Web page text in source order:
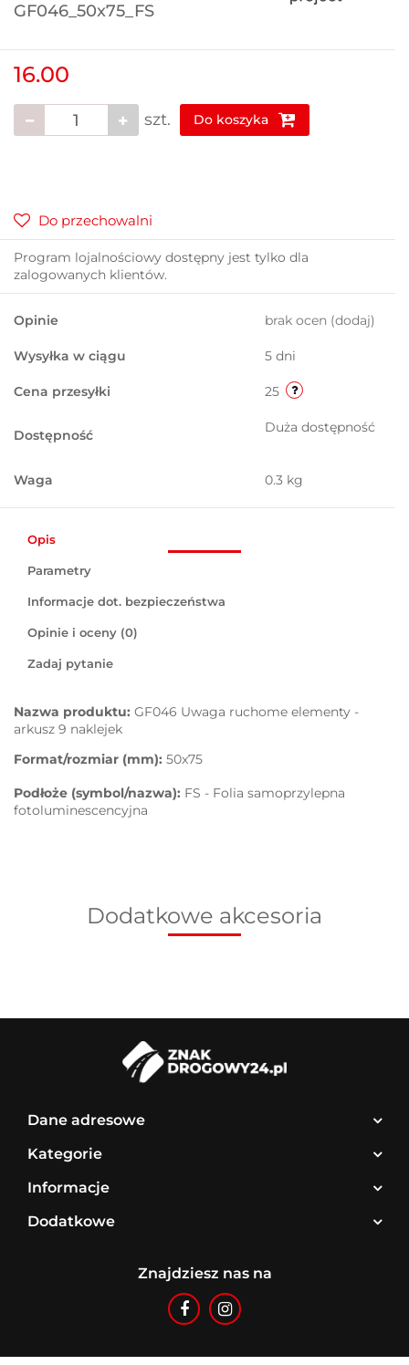
GF046_50x75_FS
16.00
szt. Do koszyka
Do przechowalni
Program lojalnościowy dostępny jest tylko dla
zalogowanych klientów.
Opinie brak ocen (dodaj)
Wysyłka w ciągu 5 dni
Cena przesyłki 25
Dostępność Duża dostępność
Waga 0.3 kg
Opis
Parametry
Informacje dot. bezpieczeństwa
Opinie i oceny (0)
Zadaj pytanie
Nazwa produktu: GF046 Uwaga ruchome elementy -
arkusz 9 naklejek
Format/rozmiar (mm): 50x75
Podłoże (symbol/nazwa): FS - Folia samoprzylepna
fotoluminescencyjna
Dodatkowe akcesoria
Dane adresowe
Kategorie
Informacje
Dodatkowe
Znajdziesz nas na